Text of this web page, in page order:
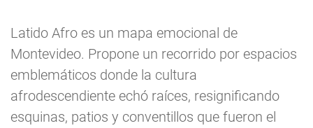
Latido Afro es un mapa emocional de
Montevideo. Propone un recorrido por espacios
emblemáticos donde la cultura
afrodescendiente echó raíces, resignificando
esquinas, patios y conventillos que fueron el